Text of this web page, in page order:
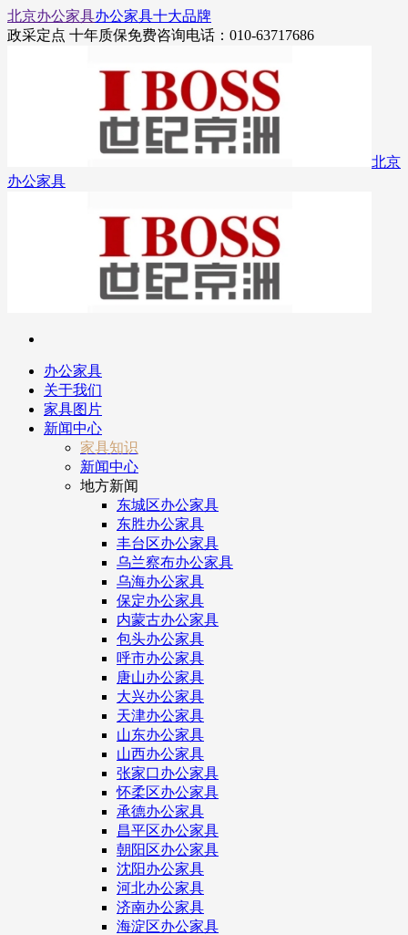
北京办公家具办公家具十大品牌
政采定点 十年质保免费咨询电话：010-63717686
北京
办公家具
办公家具
关于我们
家具图片
新闻中心
家具知识
新闻中心
地方新闻
东城区办公家具
东胜办公家具
丰台区办公家具
乌兰察布办公家具
乌海办公家具
保定办公家具
内蒙古办公家具
包头办公家具
呼市办公家具
唐山办公家具
大兴办公家具
天津办公家具
山东办公家具
山西办公家具
张家口办公家具
怀柔区办公家具
承德办公家具
昌平区办公家具
朝阳区办公家具
沈阳办公家具
河北办公家具
济南办公家具
海淀区办公家具